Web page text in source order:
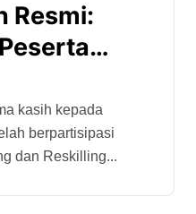
Resmi:
Reskilling
Seni
Daring
1
berpartisipasi
dan Reskilling...